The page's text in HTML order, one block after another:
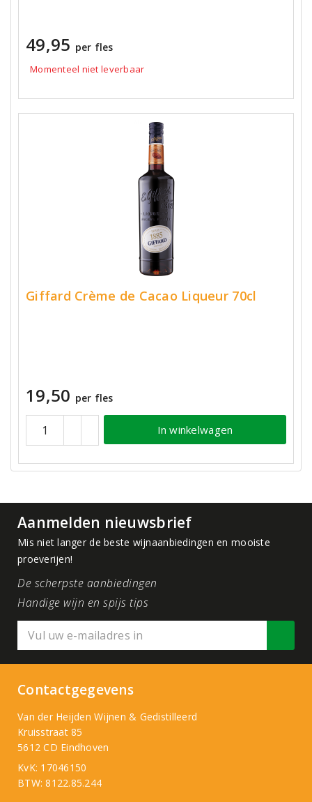
49,95 per fles
Momenteel niet leverbaar
Giffard Crème de Cacao Liqueur 70cl
19,50 per fles
In winkelwagen
Aanmelden nieuwsbrief
Mis niet langer de beste wijnaanbiedingen en mooiste
proeverijen!
De scherpste aanbiedingen
Handige wijn en spijs tips
Contactgegevens
Van der Heijden Wijnen & Gedistilleerd
Kruisstraat 85
5612 CD Eindhoven
KvK: 17046150
BTW: 8122.85.244